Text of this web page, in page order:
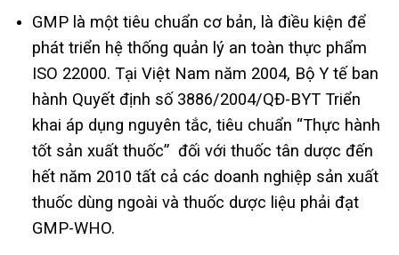
GMP là một tiêu chuẩn cơ bản, là điều kiện để
phát triển hệ thống quản lý an toàn thực phẩm
ISO 22000. Tại Việt Nam năm 2004, Bộ Y tế ban
hành Quyết định số 3886/2004/QĐ-BYT Triển
khai áp dụng nguyên tắc, tiêu chuẩn “Thực hành
tốt sản xuất thuốc” đối với thuốc tân dược đến
hết năm 2010 tất cả các doanh nghiệp sản xuất
thuốc dùng ngoài và thuốc dược liệu phải đạt
GMP-WHO.